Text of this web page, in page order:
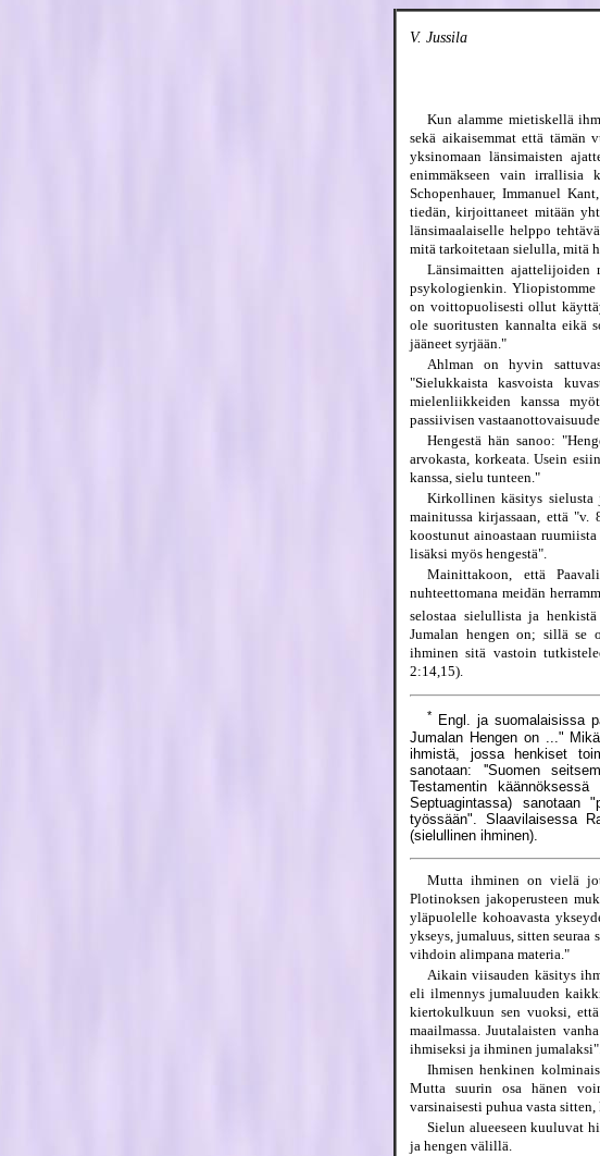
V. Jussila
Kun alamme mietiskellä
sekä aikaisemmat että tämän
yksinomaan länsimaisten
enimmäkseen vain irrallisia
Schopenhauer, Immanuel
tiedän, kirjoittaneet mitään
länsimaalaiselle helppo
mitä tarkoitetaan sielulla, mitä
Länsimaitten ajattelijoiden
psykologienkin. Yliopistomme
on voittopuolisesti ollut
ole suoritusten kannalta eikä
jääneet syrjään."
Ahlman on hyvin
"Sielukkaista kasvoista
mielenliikkeiden kanssa
passiivisen
Hengestä hän sanoo:
arvokasta, korkeata. Usein
kanssa, sielu tunteen."
Kirkollinen käsitys sielusta
mainitussa kirjassaan, että
koostunut ainoastaan
lisäksi myös hengestä".
Mainittakoon, että
nuhteettomana meidän
selostaa sielullista ja
Jumalan hengen on; sillä se
ihminen sitä vastoin
2:14,15).
*
Engl. ja suomalaisissa
Jumalan Hengen on ..."
ihmistä, jossa henkiset
sanotaan: ''Suomen
Testamentin
Septuagintassa) sanotaan
työssään". Slaavilaisessa
(sielullinen ihminen).
Mutta ihminen on vielä
Plotinoksen jakoperusteen
yläpuolelle kohoavasta
ykseys, jumaluus, sitten
vihdoin alimpana materia."
Aikain viisauden käsitys
eli ilmennys jumaluuden
kiertokulkuun sen vuoksi,
maailmassa. Juutalaisten
ihmiseksi ja ihminen jumalaksi".
Ihmisen henkinen
Mutta suurin osa hänen
varsinaisesti puhua vasta
Sielun alueeseen kuuluvat
ja hengen välillä.